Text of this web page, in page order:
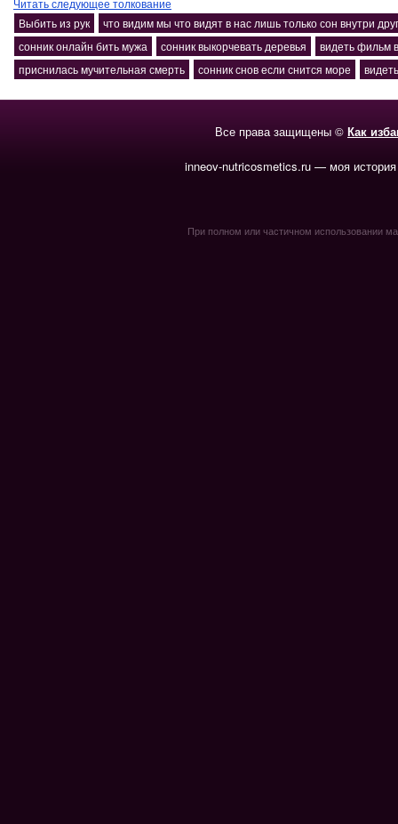
Читать следующее толкование
Выбить из рук
что видим мы что видят в нас лишь только сон внутри
сонник онлайн бить мужа
сонник выкорчевать деревья
видеть фильм
приснилась мучительная смерть
сонник снов если снится море
Все права защищены © Как
inneov-nutricosmetics.ru — моя
При полном или частичном использовании